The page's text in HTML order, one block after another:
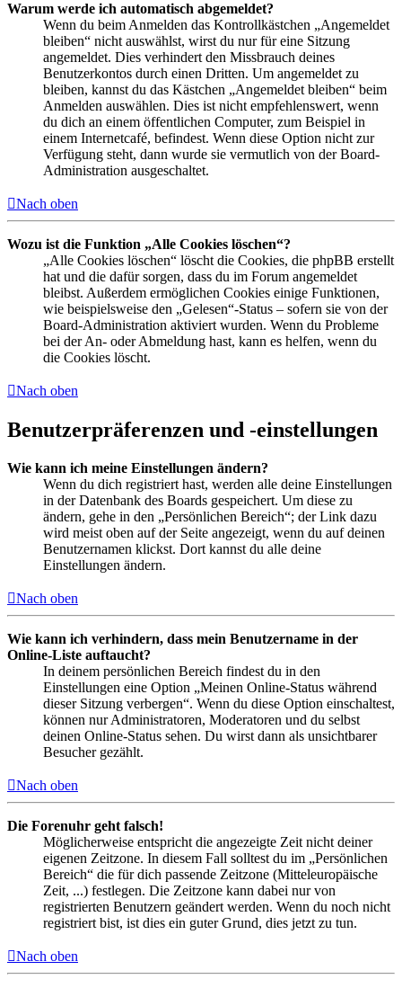
Warum werde ich automatisch abgemeldet?
Wenn du beim Anmelden das Kontrollkästchen „Angemeldet
bleiben“ nicht auswählst, wirst du nur für eine Sitzung
angemeldet. Dies verhindert den Missbrauch deines
Benutzerkontos durch einen Dritten. Um angemeldet zu
bleiben, kannst du das Kästchen „Angemeldet bleiben“ beim
Anmelden auswählen. Dies ist nicht empfehlenswert, wenn
du dich an einem öffentlichen Computer, zum Beispiel in
einem Internetcafé, befindest. Wenn diese Option nicht zur
Verfügung steht, dann wurde sie vermutlich von der Board-
Administration ausgeschaltet.
Nach oben
Wozu ist die Funktion „Alle Cookies löschen“?
„Alle Cookies löschen“ löscht die Cookies, die phpBB erstellt
hat und die dafür sorgen, dass du im Forum angemeldet
bleibst. Außerdem ermöglichen Cookies einige Funktionen,
wie beispielsweise den „Gelesen“-Status – sofern sie von der
Board-Administration aktiviert wurden. Wenn du Probleme
bei der An- oder Abmeldung hast, kann es helfen, wenn du
die Cookies löscht.
Nach oben
Benutzerpräferenzen und -einstellungen
Wie kann ich meine Einstellungen ändern?
Wenn du dich registriert hast, werden alle deine Einstellungen
in der Datenbank des Boards gespeichert. Um diese zu
ändern, gehe in den „Persönlichen Bereich“; der Link dazu
wird meist oben auf der Seite angezeigt, wenn du auf deinen
Benutzernamen klickst. Dort kannst du alle deine
Einstellungen ändern.
Nach oben
Wie kann ich verhindern, dass mein Benutzername in der
Online-Liste auftaucht?
In deinem persönlichen Bereich findest du in den
Einstellungen eine Option „Meinen Online-Status während
dieser Sitzung verbergen“. Wenn du diese Option einschaltest,
können nur Administratoren, Moderatoren und du selbst
deinen Online-Status sehen. Du wirst dann als unsichtbarer
Besucher gezählt.
Nach oben
Die Forenuhr geht falsch!
Möglicherweise entspricht die angezeigte Zeit nicht deiner
eigenen Zeitzone. In diesem Fall solltest du im „Persönlichen
Bereich“ die für dich passende Zeitzone (Mitteleuropäische
Zeit, ...) festlegen. Die Zeitzone kann dabei nur von
registrierten Benutzern geändert werden. Wenn du noch nicht
registriert bist, ist dies ein guter Grund, dies jetzt zu tun.
Nach oben